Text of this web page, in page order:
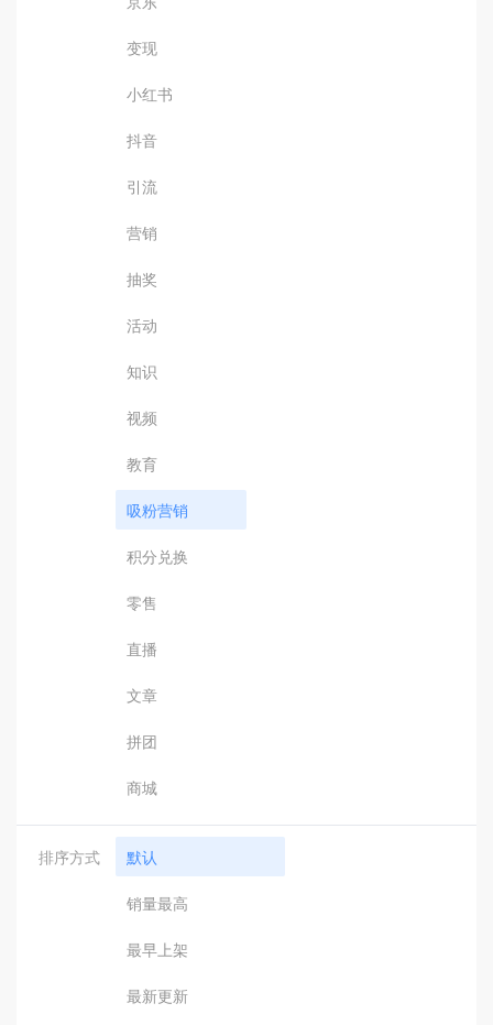
变现
小红书
抖音
引流
营销
抽奖
活动
知识
视频
教育
吸粉营销
积分兑换
零售
直播
文章
拼团
商城
排序方式 默认
销量最高
最早上架
最新更新